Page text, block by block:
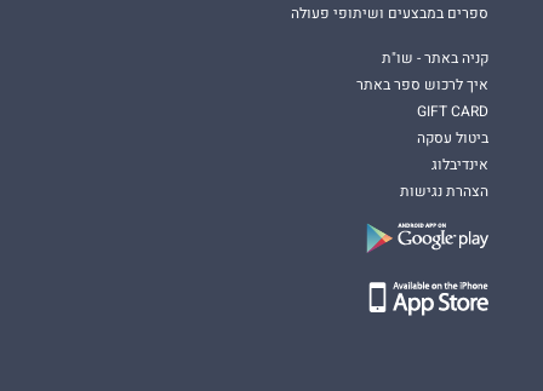
ספרים במבצעים ושיתופי פעולה
קניה באתר - שו"ת
איך לרכוש ספר באתר
GIFT CARD
ביטול עסקה
אינדיבלוג
הצהרת נגישות